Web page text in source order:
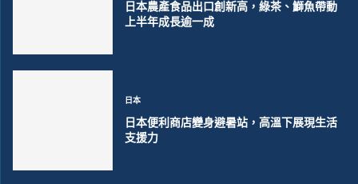
日本農產食品出口創新高，綠茶、鰤魚帶動
上半年成長逾一成
日本
日本便利商店變身避暑站，高溫下展現生活
支援力